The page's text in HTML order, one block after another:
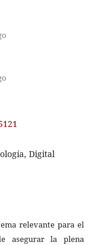
Digital
relevante para el
asegurar la plena